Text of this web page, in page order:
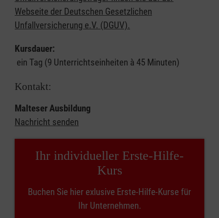
Webseite der Deutschen Gesetzlichen
Unfallversicherung e.V. (DGUV).
Kursdauer:
ein Tag (9 Unterrichtseinheiten à 45 Minuten)
Kontakt:
Malteser Ausbildung
Nachricht senden
Ihr individueller Erste-Hilfe-
Kurs
Buchen Sie hier exlusive Erste-Hilfe-Kurse für
Ihr Unternehmen.